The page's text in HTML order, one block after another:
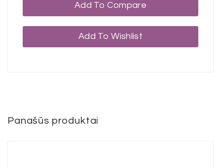
Add To Compare
Add To Wishlist
Panašūs produktai